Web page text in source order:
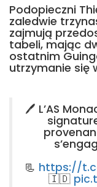
Podopieczni
zaledwie
zajmują
tabeli, mając
ostatnim
utrzymanie się
🖊 L’AS
📃 https://
🇮🇩